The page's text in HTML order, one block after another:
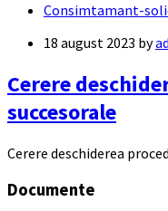
Consimtamant-
18 august 2023 by
Cerere
succesorale
Cerere deschiderea
Documente